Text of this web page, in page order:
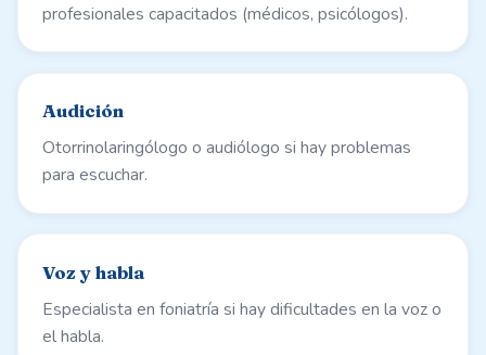
profesionales capacitados (médicos, psicólogos).
Audición
Otorrinolaringólogo o audiólogo si hay problemas
para escuchar.
Voz y habla
Especialista en foniatría si hay dificultades en la voz o
el habla.